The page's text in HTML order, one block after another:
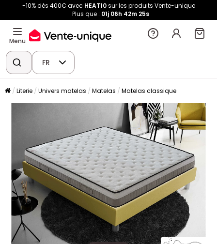
-10% dès 400€ avec HEAT10sur les produits Vente-unique
Plus que : 01j 06h 42m 25s
Menu
FR
Literie Univers matelas Matelas Matelas classique